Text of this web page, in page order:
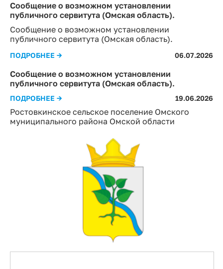
Ростовкинское сельское поселение Омского
муниципального района Омской области
Сообщение о возможном установлении
публичного сервитута (Омская область).
Сообщение о возможном установлении
публичного сервитута (Омская область).
ПОДРОБНЕЕ → 06.07.2026
Сообщение о возможном установлении
публичного сервитута (Омская область).
ПОДРОБНЕЕ → 19.06.2026